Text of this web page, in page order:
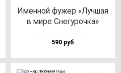
Имен­ной фу­жер «Луч­шая
в ми­ре Сне­гу­роч­ка»
590 руб